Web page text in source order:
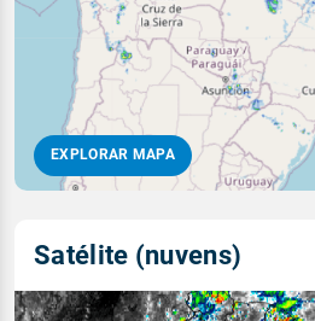
EXPLORAR MAPA
Satélite (nuvens)